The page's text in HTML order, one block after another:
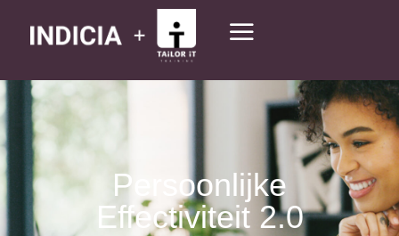
Persoonlijke
Effectiviteit 2.0